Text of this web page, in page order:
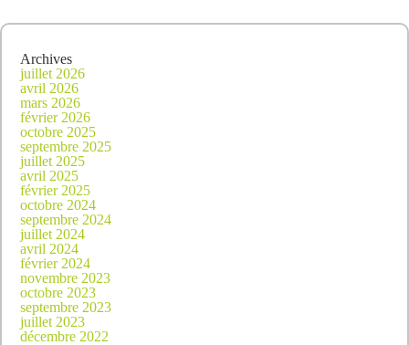
Archives
juillet 2026
avril 2026
mars 2026
février 2026
octobre 2025
septembre 2025
juillet 2025
avril 2025
février 2025
octobre 2024
septembre 2024
juillet 2024
avril 2024
février 2024
novembre 2023
octobre 2023
septembre 2023
juillet 2023
décembre 2022